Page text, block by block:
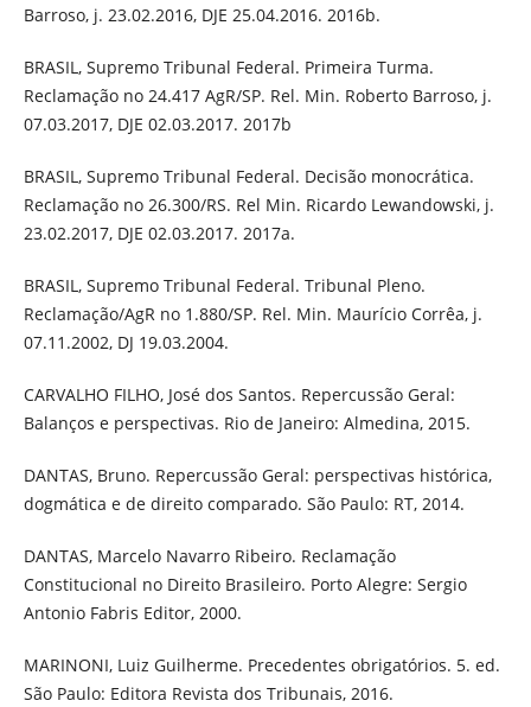
Barroso, j. 23.02.2016, DJE 25.04.2016. 2016b.
BRASIL, Supremo Tribunal Federal. Primeira Turma.
Reclamação no 24.417 AgR/SP. Rel. Min. Roberto Barroso, j.
07.03.2017, DJE 02.03.2017. 2017b
BRASIL, Supremo Tribunal Federal. Decisão monocrática.
Reclamação no 26.300/RS. Rel Min. Ricardo Lewandowski, j.
23.02.2017, DJE 02.03.2017. 2017a.
BRASIL, Supremo Tribunal Federal. Tribunal Pleno.
Reclamação/AgR no 1.880/SP. Rel. Min. Maurício Corrêa, j.
07.11.2002, DJ 19.03.2004.
CARVALHO FILHO, José dos Santos. Repercussão Geral:
Balanços e perspectivas. Rio de Janeiro: Almedina, 2015.
DANTAS, Bruno. Repercussão Geral: perspectivas histórica,
dogmática e de direito comparado. São Paulo: RT, 2014.
DANTAS, Marcelo Navarro Ribeiro. Reclamação
Constitucional no Direito Brasileiro. Porto Alegre: Sergio
Antonio Fabris Editor, 2000.
MARINONI, Luiz Guilherme. Precedentes obrigatórios. 5. ed.
São Paulo: Editora Revista dos Tribunais, 2016.